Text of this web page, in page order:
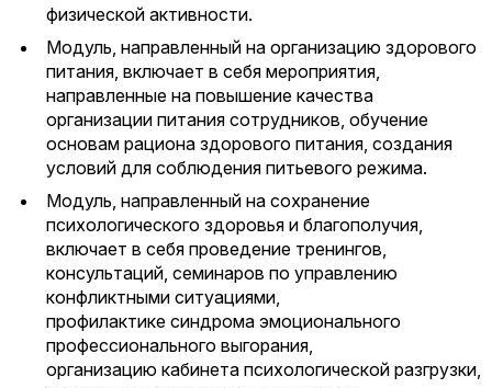
физической активности.
Модуль, направленный на организацию здорового
питания, включает в себя мероприятия,
направленные на повышение качества
организации питания сотрудников, обучение
основам рациона здорового питания, создания
условий для соблюдения питьевого режима.
Модуль, направленный на сохранение
психологического здоровья и благополучия,
включает в себя проведение тренингов,
консультаций, семинаров по управлению
конфликтными ситуациями,
профилактике синдрома эмоционального
профессионального выгорания,
организацию кабинета психологической разгрузки,